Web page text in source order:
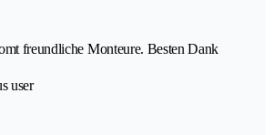
freundliche Monteure. Besten Dank
user